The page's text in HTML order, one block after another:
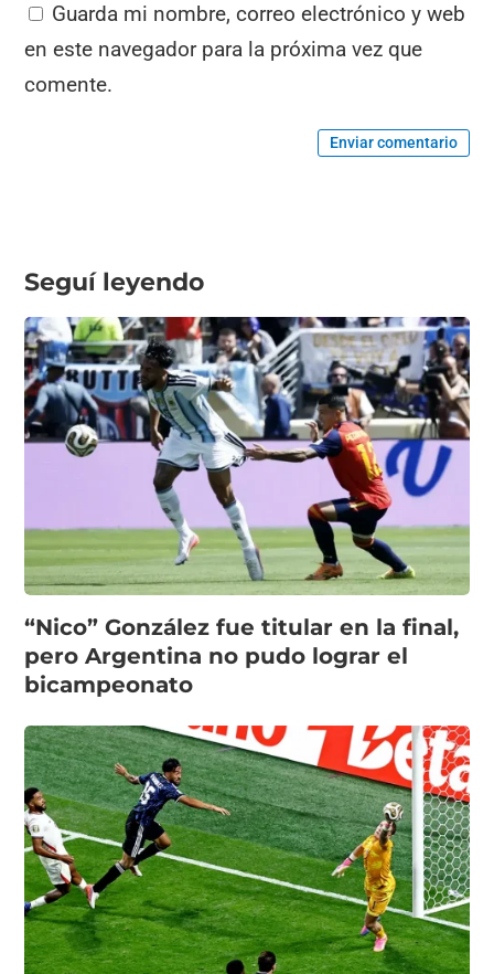
Guarda mi nombre, correo electrónico y web
en este navegador para la próxima vez que
comente.
Enviar comentario
Seguí leyendo
“Nico” González fue titular en la final,
pero Argentina no pudo lograr el
bicampeonato